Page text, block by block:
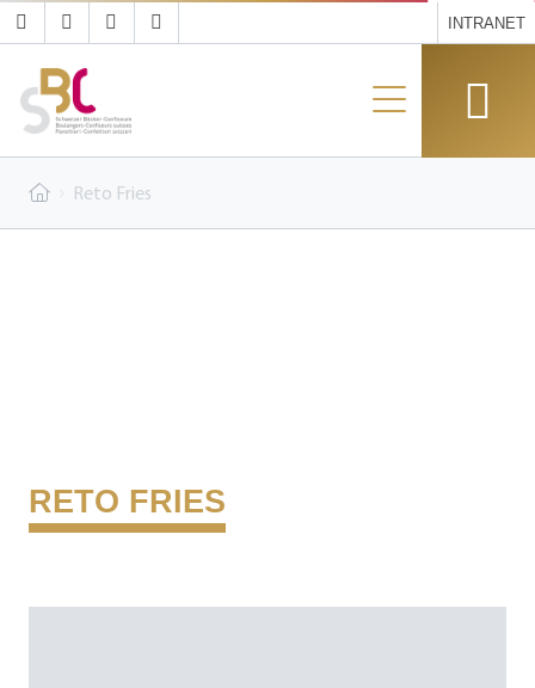
INTRANET
Reto Fries
RETO FRIES